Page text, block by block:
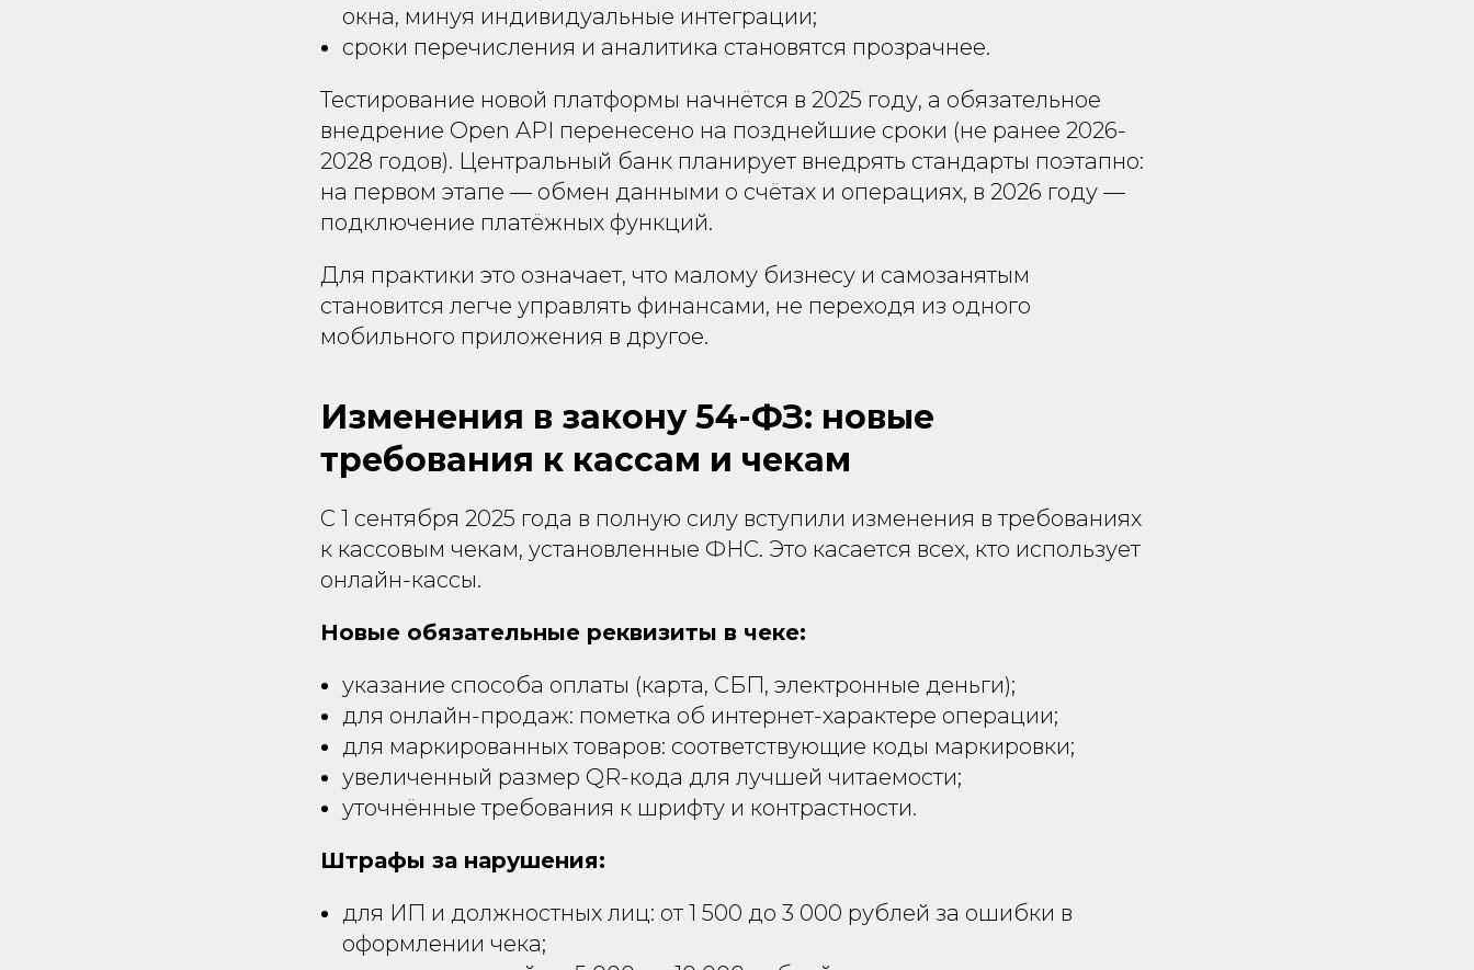
окна, минуя индивидуальные интеграции;
сроки перечисления и аналитика становятся прозрачнее.
Тестирование новой платформы начнётся в 2025 году, а обязательное
внедрение Open API перенесено на позднейшие сроки (не ранее 2026-
2028 годов). Центральный банк планирует внедрять стандарты поэтапно:
на первом этапе — обмен данными о счётах и операциях, в 2026 году —
подключение платёжных функций.
Для практики это означает, что малому бизнесу и самозанятым
становится легче управлять финансами, не переходя из одного
мобильного приложения в другое.
Изменения в закону 54-ФЗ: новые
требования к кассам и чекам
С 1 сентября 2025 года в полную силу вступили изменения в требованиях
к кассовым чекам, установленные ФНС. Это касается всех, кто использует
онлайн-кассы.
Новые обязательные реквизиты в чеке:
указание способа оплаты (карта, СБП, электронные деньги);
для онлайн-продаж: пометка об интернет-характере операции;
для маркированных товаров: соответствующие коды маркировки;
увеличенный размер QR-кода для лучшей читаемости;
уточнённые требования к шрифту и контрастности.
Штрафы за нарушения:
для ИП и должностных лиц: от 1 500 до 3 000 рублей за ошибки в
оформлении чека;